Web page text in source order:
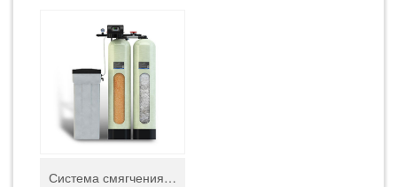
Система смягчения воды